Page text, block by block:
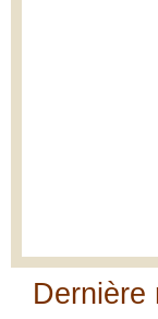
Dernière